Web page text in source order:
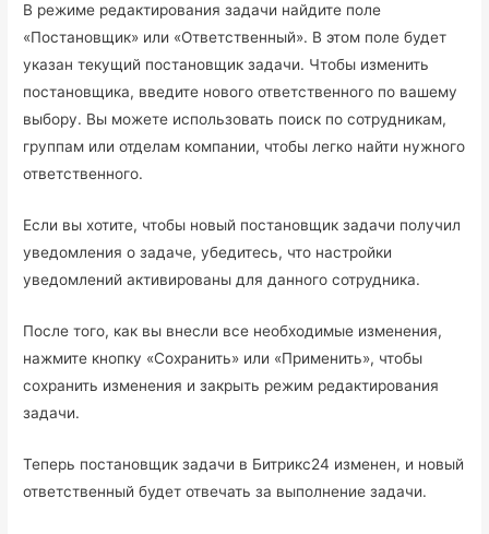
В режиме редактирования задачи найдите поле
«Постановщик» или «Ответственный». В этом поле будет
указан текущий постановщик задачи. Чтобы изменить
постановщика, введите нового ответственного по вашему
выбору. Вы можете использовать поиск по сотрудникам,
группам или отделам компании, чтобы легко найти нужного
ответственного.
Если вы хотите, чтобы новый постановщик задачи получил
уведомления о задаче, убедитесь, что настройки
уведомлений активированы для данного сотрудника.
После того, как вы внесли все необходимые изменения,
нажмите кнопку «Сохранить» или «Применить», чтобы
сохранить изменения и закрыть режим редактирования
задачи.
Теперь постановщик задачи в Битрикс24 изменен, и новый
ответственный будет отвечать за выполнение задачи.